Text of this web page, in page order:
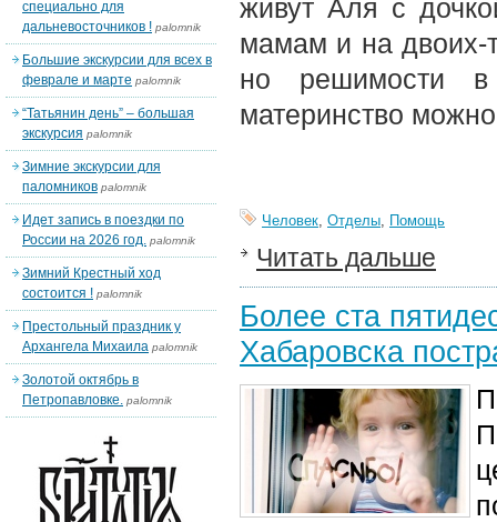
живут Аля с
мамам и на двоих-
но решимости
материнство
Человек, Отделы, Помощь
Читать дальше
Более ста
Хабаровска
специально для
дальневосточников ! palomnik
Большие экскурсии для всех в
феврале и марте palomnik
“Татьянин день” – большая
экскурсия palomnik
Зимние экскурсии для
паломников palomnik
Идет запись в поездки по
России на 2026 год. palomnik
Зимний Крестный ход
состоится ! palomnik
Престольный праздник у
Архангела Михаила palomnik
Золотой октябрь в
Петропавловке. palomnik